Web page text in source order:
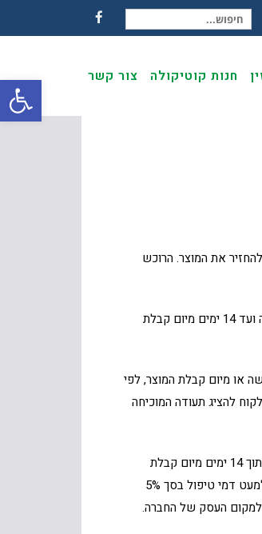
חיפוש עבור:
Facebook
חנות קוטיקולה צור קשר
רשאי לבטל את העסקה ולהחזיר את המוצר. הרוכש
הצרכן רשאי לבטל עסקת רכישה אשר בוצעה באתר קוטיקולה באמצעות הודעה בדבר ביטול העסקה לחברה (מפורט למטה), החל מיום ביצוע העסקה ועד 14 ימים מיום קבלת
או מיום קבלת המוצר, לפי
להציג תעודה המוכיחה
בביטול עסקת רכישה שלא עקב פגם או אי התאמה במוצר, אי אספקה במועד שנקבע בעסקה או כל הפרה אחרת של תנאי העסקה- תחזיר החברה בתוך 14 ימים מיום קבלת
הודעת הביטול, את הסכום ששולם עבור המוצר, תבטל את החיוב בשל העסקה, תמסור עותק מהודעת ביטול החיוב ולא תגבה מהצרכן סכום כלשהו, למעט דמי טיפול בסך 5%
למקום העסק של החברה.